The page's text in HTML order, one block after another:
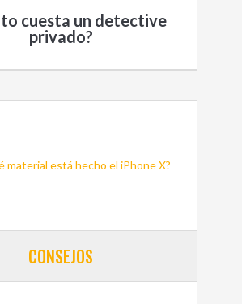
cuesta un detective
privado?
CONSEJOS